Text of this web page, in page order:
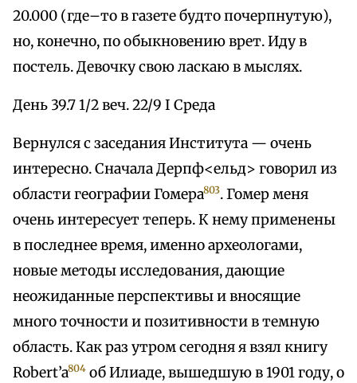
20.000 (где–то в газете будто почерпнутую),
но, конечно, по обыкновению врет. Иду в
постель. Девочку свою ласкаю в мыслях.
День 39.7 1/2 веч. 22/9 I Среда
Вернулся с заседания Института — очень
интересно. Сначала Дерпф<ельд> говорил из
области географии Гомера803. Гомер меня
очень интересует теперь. К нему применены
в последнее время, именно археологами,
новые методы исследования, дающие
неожиданные перспективы и вносящие
много точности и позитивности в темную
область. Как раз утром сегодня я взял книгу
Robert’a804 об Илиаде, вышедшую в 1901 году, о